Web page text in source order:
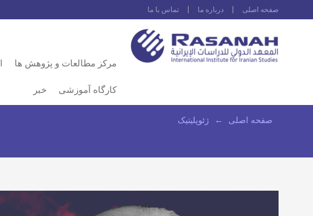
صفحه اصلى درباره ما تماس با ما
مرکز مطالعات و پژوهش ها
کارگاه آموزشی خبر
صفحه اصلى ← ژئوپلیتیک